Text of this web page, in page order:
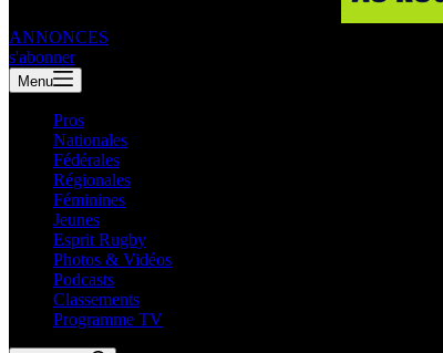
ANNONCES
s'abonner
Menu
Pros
Nationales
Fédérales
Régionales
Féminines
Jeunes
Esprit Rugby
Photos & Vidéos
Podcasts
Classements
Programme TV